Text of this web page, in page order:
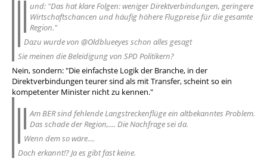
und: "Das hat klare Folgen: weniger Direktverbindungen, geringere
Wirtschaftschancen und häufig höhere Flugpreise für die gesamte
Region."
Dazu wurde von @Oldblueeyes schon alles gesagt
Sie meinen die Beleidigung von SPD Politikern?
Nein, sondern: "Die einfachste Logik der Branche, in der
Direktverbindungen teurer sind als mit Transfer, scheint so ein
kompetenter Minister nicht zu kennen."
Am BER sind fehlende Langstreckenflüge ein altbekanntes Problem.
Das schade der Region,.... Die Nachfrage sei da.
Wenn dem so wäre....
Doch erkannt!? Ja es gibt fast keine.